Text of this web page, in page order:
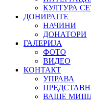
КУЛТУРА
ДОНИРАЈТЕ
НАЧИНИ
ДОНАТОРИ
ГАЛЕРИЈА
ФОТО
ВИДЕО
КОНТАКТ
УПРАВА
ВАШЕ